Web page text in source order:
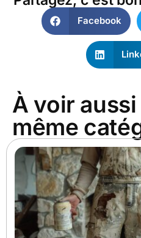
Facebook
À voir
même